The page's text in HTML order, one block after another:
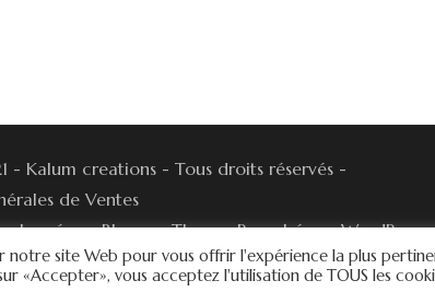
- Kalum creations - Tous droits réservés -
de Ventes
parBlossom Themes.Propulsé parWordPress.
notre site Web pour vous offrir l'expérience la plus
«Accepter», vous acceptez l'utilisation de TOUS les